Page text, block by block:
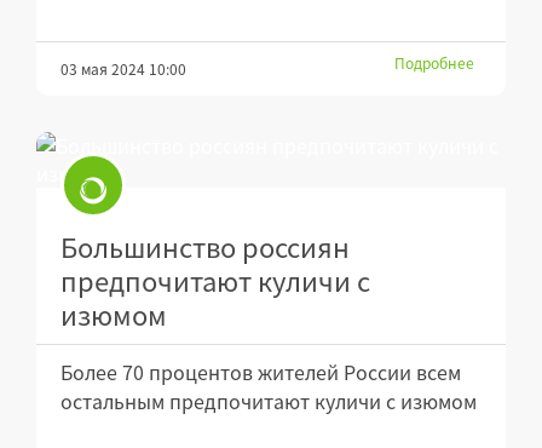
03 мая 2024 10:00 Подробнее
Большинство россиян
предпочитают куличи с
изюмом
Более 70 процентов жителей России всем
остальным предпочитают куличи с изюмом